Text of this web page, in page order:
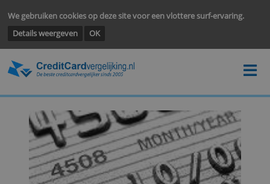
We gebruiken cookies op deze site voor een vlottere surf-
Details weergeven